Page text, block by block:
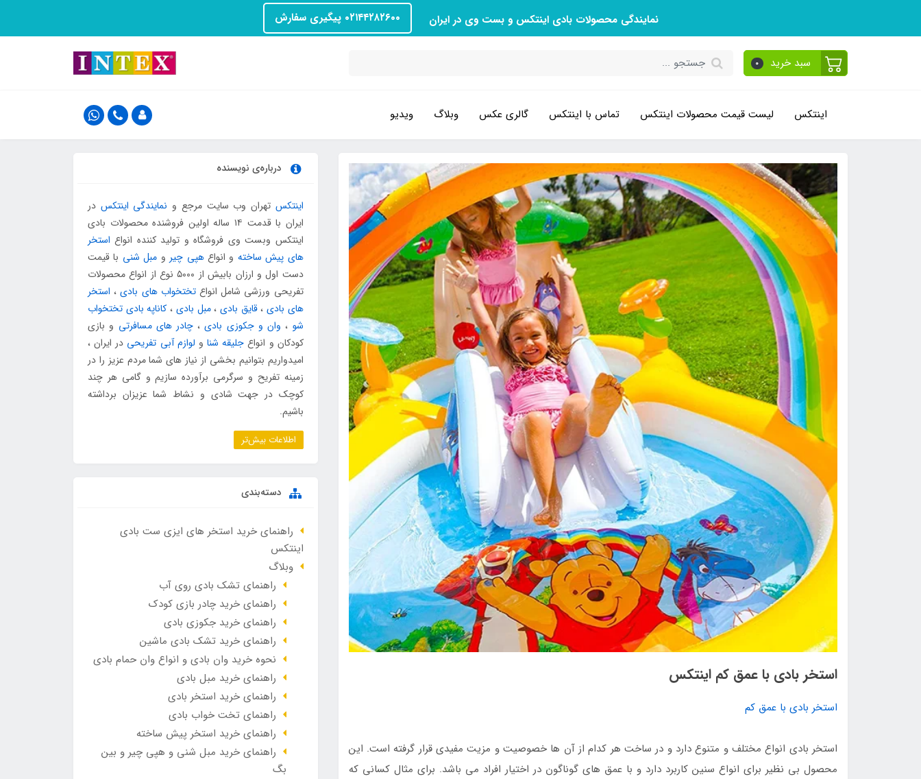
نمایندگی محصولات بادی اینتکس و بست وی در ایران ۰۲۱۴۴۲۸۲۶۰۰ پیگیری سفارش
سبد خرید 0
اینتکس لیست قیمت محصولات اینتکس تماس با اینتکس گالری عکس وبلاگ ویدیو
استخر بادی با عمق کم اینتکس
استخر بادی با عمق کم
استخر بادی انواع مختلف و متنوع دارد و در ساخت هر کدام از آن ها خصوصیت و مزیت مفیدی قرار گرفته است. این
محصول بی نظیر برای انواع سنین کاربرد دارد و با عمق های گوناگون در اختیار افراد می باشد. برای مثال کسانی که
درباره‌ی نویسنده
اینتکس تهران وب سایت مرجع و نمایندگی اینتکس در
ایران با قدمت ۱۴ ساله اولین فروشنده محصولات بادی
اینتکس وبست وی فروشگاه و تولید کننده انواع استخر
های پیش ساخته و انواعهپی چیر و مبل شنی با قیمت
دست اول و ارزان بابیش از ۵۰۰۰ نوع از انواع محصولات
تفریحی ورزشی شامل انواعتختخواب های بادی، استخر
های بادی،قایق بادی ،مبل بادی ، کاناپه بادی تختخواب
شو ، وان و جکوزی بادی،چادر های مسافرتی و بازی
کودکان و انواع جلیقه شناو لوازم آبی تفریحی در ایران ،
امیدواریم بتوانیم بخشی از نیاز های شما مردم عزیز را در
زمینه تفریح و سرگرمی برآورده سازیم و گامی هر چند
کوچک در جهت شادی و نشاط شما عزیزان برداشته
باشیم.
اطلاعات بیش‌تر
دسته‌بندی
راهنمای خرید استخر های ایزی ست بادی
اینتکس
وبلاگ
راهنمای تشک بادی روی آب
راهنمای خرید چادر بازی کودک
راهنمای خرید جکوزی بادی
راهنمای خرید تشک بادی ماشین
نحوه خرید وان بادی و انواع وان حمام بادی
راهنمای خرید مبل بادی
راهنمای خرید استخر بادی
راهنمای تخت خواب بادی
راهنمای خرید استخر پیش ساخته
راهنمای خرید مبل شنی و هپی چیر و بین
بگ